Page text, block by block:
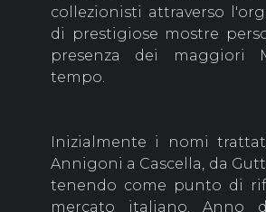
collezionisti attraverso
di prestigiose mostre
presenza dei maggiori
tempo.
Inizialmente i nomi
Annigoni a Cascella, da
tenendo come punto di
mercato italiano. Anno